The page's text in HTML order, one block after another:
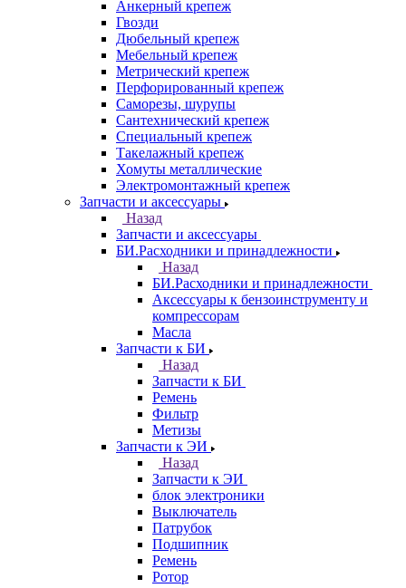
Анкерный крепеж
Гвозди
Дюбельный крепеж
Мебельный крепеж
Метрический крепеж
Перфорированный крепеж
Саморезы, шурупы
Сантехнический крепеж
Специальный крепеж
Такелажный крепеж
Хомуты металлические
Электромонтажный крепеж
Запчасти и аксессуары
Назад
Запчасти и аксессуары
БИ.Расходники и принадлежности
Назад
БИ.Расходники и принадлежности
Аксессуары к бензоинструменту и
компрессорам
Масла
Запчасти к БИ
Назад
Запчасти к БИ
Ремень
Фильтр
Метизы
Запчасти к ЭИ
Назад
Запчасти к ЭИ
блок электроники
Выключатель
Патрубок
Подшипник
Ремень
Ротор